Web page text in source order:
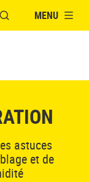
OUVRIR LAMENU
astuces
et de